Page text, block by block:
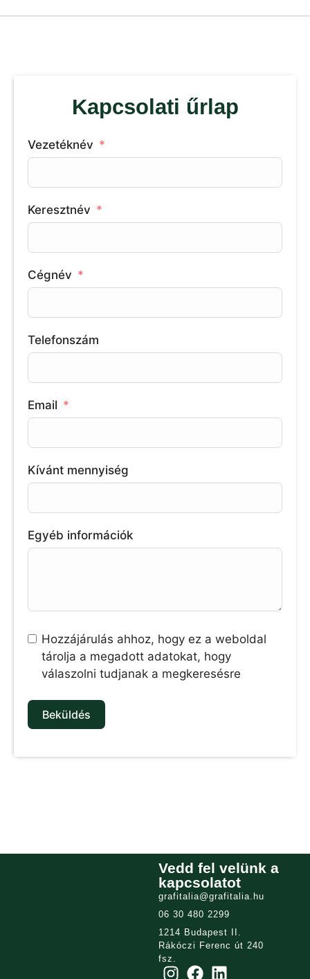
Kapcsolati űrlap
Vezetéknév
Keresztnév
Cégnév
Telefonszám
Email
Kívánt mennyiség
Egyéb információk
Hozzájárulás ahhoz, hogy ez a weboldal
tárolja a megadott adatokat, hogy
válaszolni tudjanak a megkeresésre
Beküldés
Vedd fel velünk a
kapcsolatot
grafitalia@grafitalia.hu
06 30 480 2299
1214 Budapest II.
Rákóczi Ferenc út 240
fsz.